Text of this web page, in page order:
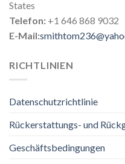
States
Telefon: +1 646 868 9032
E-Mail:
RICHTLINIEN
Datenschutzrichtlinie
Rückerstattungs- und
Geschäftsbedingungen